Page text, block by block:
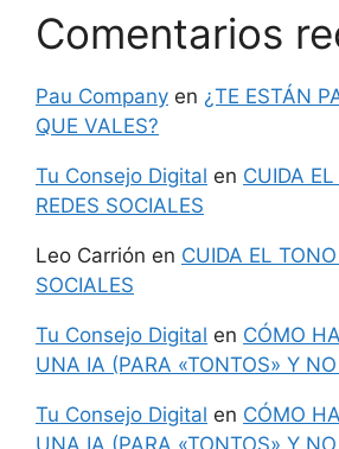
Comentarios
Pau Company en ¿TE ESTÁN
QUE VALES?
Tu Consejo Digital en CUIDA
REDES SOCIALES
Leo Carrión en CUIDA EL
SOCIALES
Tu Consejo Digital en CÓMO
UNA IA (PARA «TONTOS» Y
Tu Consejo Digital en CÓMO